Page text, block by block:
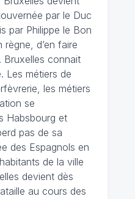
par le Duc
par Philippe le Bon
d’en faire
Bruxelles connait
Les métiers de
les métiers
se
Habsbourg et
pas de sa
des Espagnols en
de la ville
devient dès
au cours des